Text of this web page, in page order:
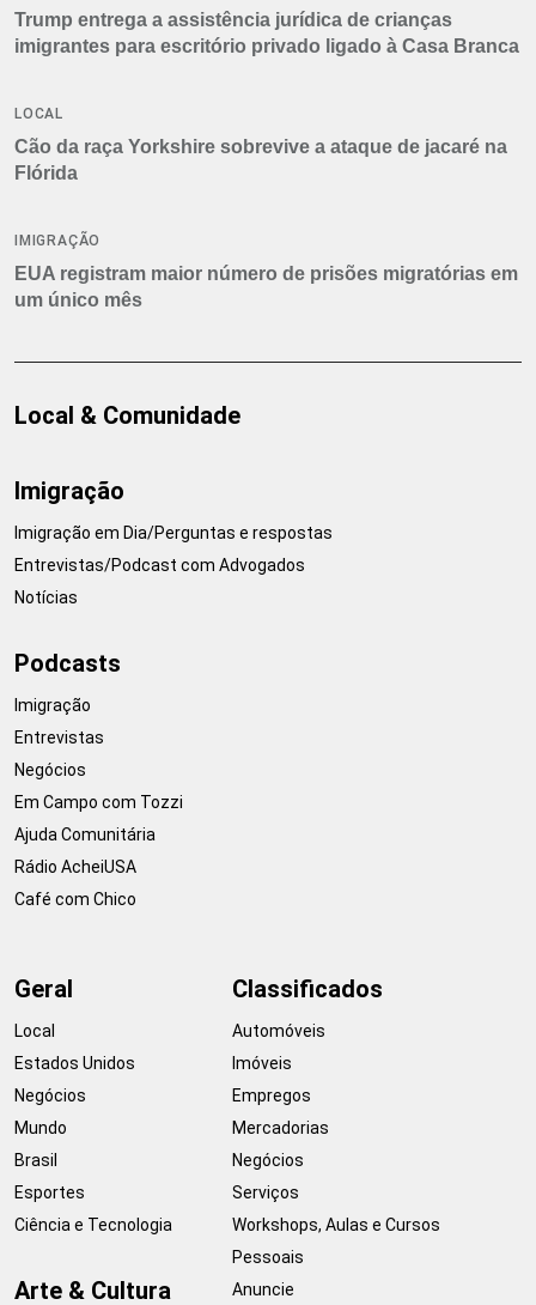
Trump entrega a assistência jurídica de crianças
imigrantes para escritório privado ligado à Casa Branca
LOCAL
Cão da raça Yorkshire sobrevive a ataque de jacaré na
Flórida
IMIGRAÇÃO
EUA registram maior número de prisões migratórias em
um único mês
Local & Comunidade
Imigração
Imigração em Dia/Perguntas e respostas
Entrevistas/Podcast com Advogados
Notícias
Podcasts
Imigração
Entrevistas
Negócios
Em Campo com Tozzi
Ajuda Comunitária
Rádio AcheiUSA
Café com Chico
Geral
Local
Estados Unidos
Negócios
Mundo
Brasil
Esportes
Ciência e Tecnologia
Arte & Cultura
Classificados
Automóveis
Imóveis
Empregos
Mercadorias
Negócios
Serviços
Workshops, Aulas e Cursos
Pessoais
Anuncie